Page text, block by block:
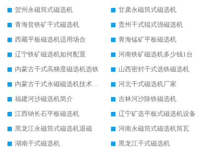
贺州永磁筒式磁选机
甘肃永磁筒式磁选机
青海贫铁矿干式磁选机
贵州干式辊式强磁选机
西藏平板磁选机适用场合
青海锰矿平板磁选机
辽宁铁矿磁选机如何配置
河南铁矿磁选机多少钱1台
内蒙古干式高梯度磁选机选铁
山西密封干式选铁磁选机
内蒙古干式永磁磁选机技术要求
河北干式磁选机厂家
福建河沙磁选机简介
吉林河沙除铁磁选机
江西钠长石平板磁选机
辽宁矿选平板式磁选机设备
黑龙江永磁筒式磁选机退磁
河南永磁筒式磁选机筒瓦
湖南干式磁选机
黑龙江干式磁选机